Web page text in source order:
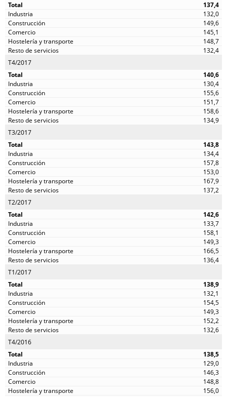
137,4
132,0
149,6
145,1
148,7
132,4
T4/2017
140,6
130,4
155,6
151,7
158,6
134,9
T3/2017
143,8
134,4
157,8
153,0
167,9
137,2
T2/2017
142,6
133,7
158,1
149,3
166,5
136,4
T1/2017
138,9
132,1
154,5
149,3
152,2
132,6
T4/2016
138,5
129,0
146,3
148,8
156,0